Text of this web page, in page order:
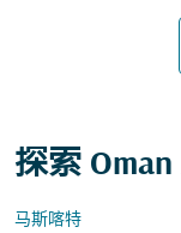
探索
马斯喀特